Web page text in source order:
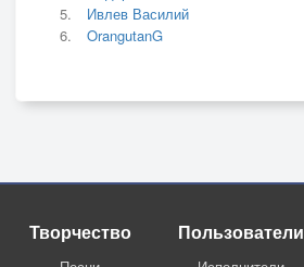
Ивлев Василий
OrangutanG
Творчество Пользователи